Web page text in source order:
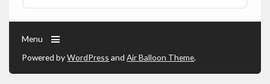
Menu
Powered byWordPress andAir Balloon Theme.